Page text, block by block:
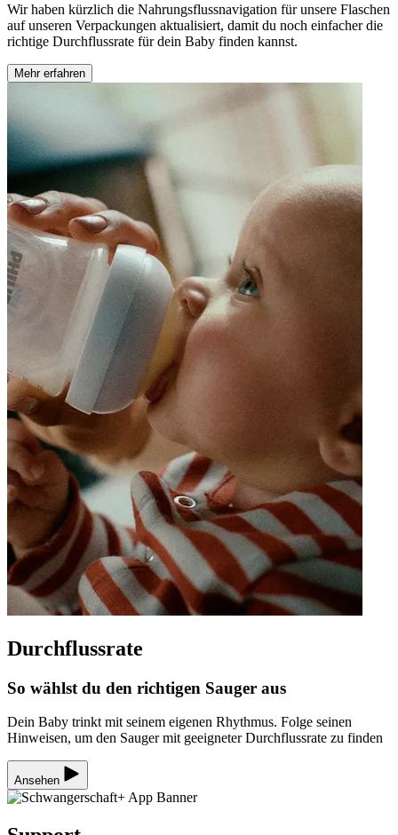
Wir haben kürzlich die Nahrungsflussnavigation für unsere Flaschen
auf unseren Verpackungen aktualisiert, damit du noch einfacher die
richtige Durchflussrate für dein Baby finden kannst.
Mehr erfahren
Durchflussrate
So wählst du den richtigen Sauger aus
Dein Baby trinkt mit seinem eigenen Rhythmus. Folge seinen
Hinweisen, um den Sauger mit geeigneter Durchflussrate zu finden
Ansehen